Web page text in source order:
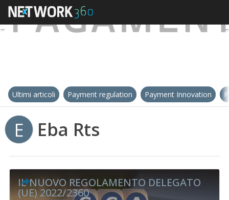
Ultimi articoli Payment regulation Payment Innovation
E Eba Rts
IL NUOVO REGOLAMENTO DELEGATO
(UE) 2022/2360